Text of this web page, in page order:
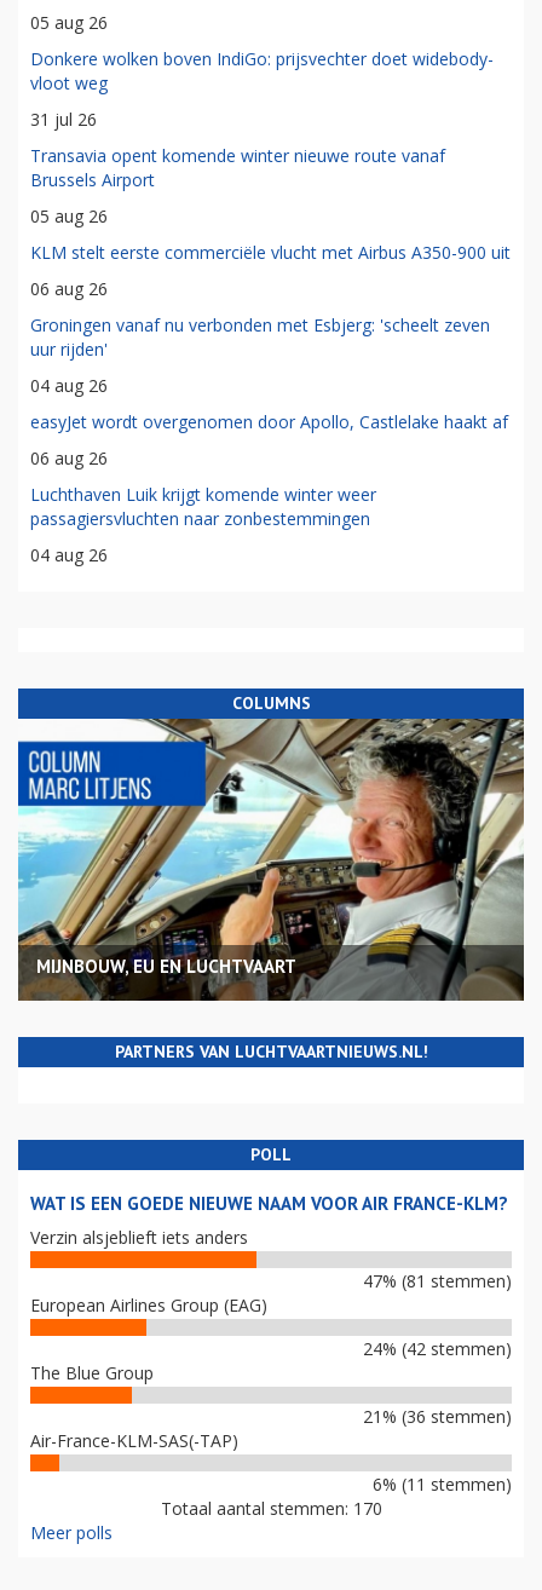
05 aug 26
Donkere wolken boven IndiGo: prijsvechter doet widebody-
vloot weg
31 jul 26
Transavia opent komende winter nieuwe route vanaf
Brussels Airport
05 aug 26
KLM stelt eerste commerciële vlucht met Airbus A350-900 uit
06 aug 26
Groningen vanaf nu verbonden met Esbjerg: 'scheelt zeven
uur rijden'
04 aug 26
easyJet wordt overgenomen door Apollo, Castlelake haakt af
06 aug 26
Luchthaven Luik krijgt komende winter weer
passagiersvluchten naar zonbestemmingen
04 aug 26
COLUMNS
MIJNBOUW, EU EN LUCHTVAART
PARTNERS VAN LUCHTVAARTNIEUWS.NL!
POLL
WAT IS EEN GOEDE NIEUWE NAAM VOOR AIR FRANCE-KLM?
Verzin alsjeblieft iets anders
47% (81 stemmen)
European Airlines Group (EAG)
24% (42 stemmen)
The Blue Group
21% (36 stemmen)
Air-France-KLM-SAS(-TAP)
6% (11 stemmen)
Totaal aantal stemmen: 170
Meer polls